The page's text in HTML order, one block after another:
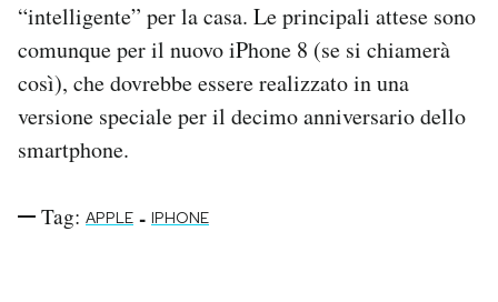
“intelligente” per la casa. Le principali attese sono
comunque per il nuovo iPhone 8 (se si chiamerà
così), che dovrebbe essere realizzato in una
versione speciale per il decimo anniversario dello
smartphone.
Tag: APPLE - IPHONE